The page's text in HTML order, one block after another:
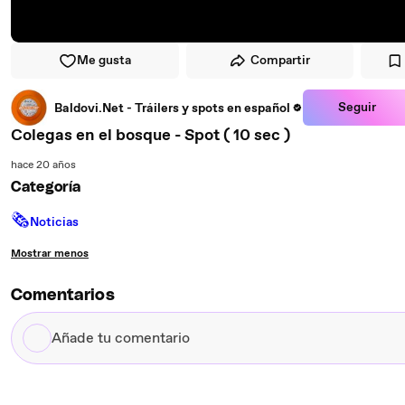
Me gusta Compartir
Baldovi.Net - Tráilers y spots en español Seguir
Colegas en el bosque - Spot ( 10 sec )
hace 20 años
Categoría
🗞Noticias
Mostrar menos
Comentarios
Añade
tu